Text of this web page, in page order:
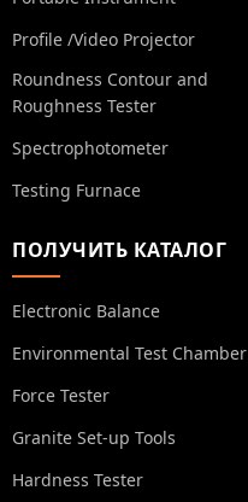
Profile /Video Projector
Roundness Contour and
Roughness Tester
Spectrophotometer
Testing Furnace
ПОЛУЧИТЬ КАТАЛОГ
Electronic Balance
Environmental Test Chamber
Force Tester
Granite Set-up Tools
Hardness Tester